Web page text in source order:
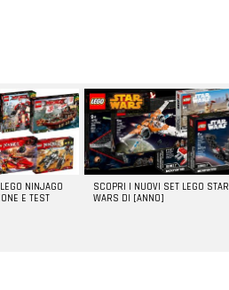
NINJAGO
E TEST
SCOPRI I NUOVI SET LEGO STAR
WARS DI [ANNO]